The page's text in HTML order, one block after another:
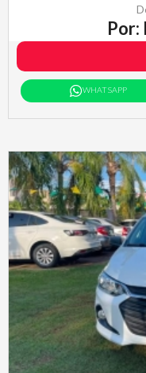
Por:
WHATSAPP